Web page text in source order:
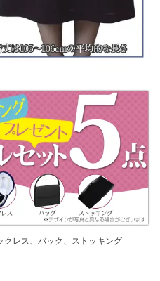
クレス、バック、ストッキング